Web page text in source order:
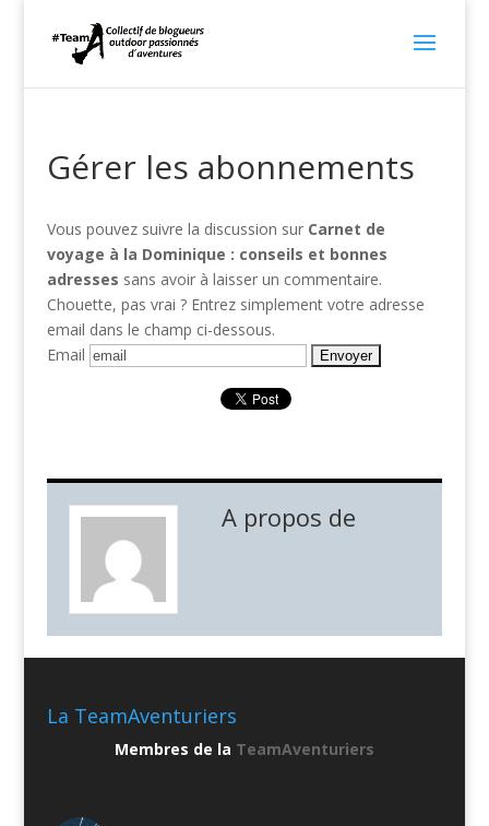
Gérer les abonnements
Vous pouvez suivre la discussion sur Carnet de
voyage à la Dominique : conseils et bonnes
adresses sans avoir à laisser un commentaire.
Chouette, pas vrai ? Entrez simplement votre adresse
email dans le champ ci-dessous.
Email
A propos de
La TeamAventuriers
Membres de la TeamAventuriers